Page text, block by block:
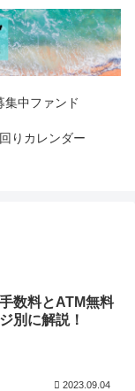
集中ファンド
りカレンダー
数料とATM無料
別に解説！
2023.09.04